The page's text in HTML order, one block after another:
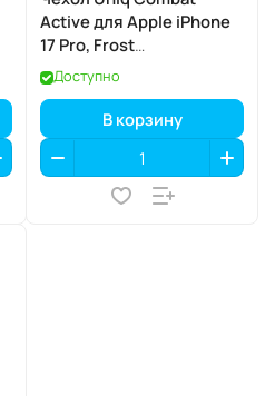
Active для Apple iPhone
17 Pro, Frost
Smoke/Orange (матовый
дымчатый/оранжевый),
MagSafe
Доступно
В корзину